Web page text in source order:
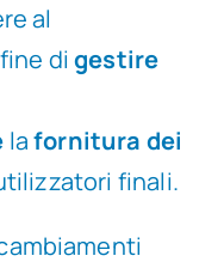
al
digestire
lafornitura dei
finali.